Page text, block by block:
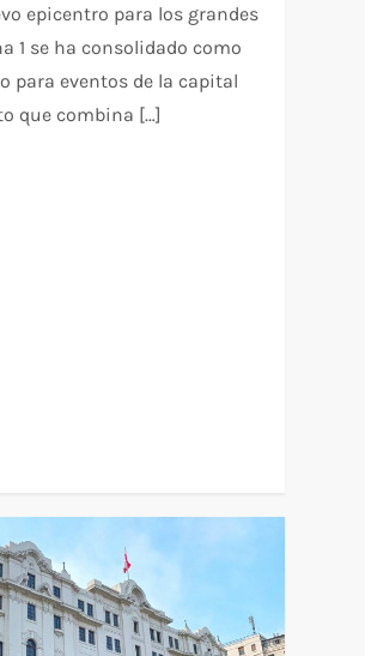
epicentro para los grandes
1 se ha consolidado como
para eventos de la capital
que combina […]